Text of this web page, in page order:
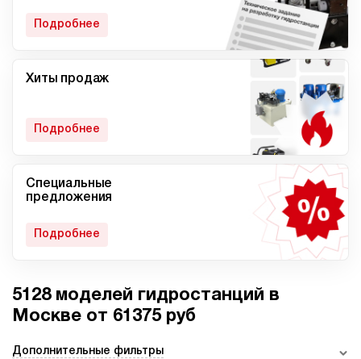
Компактные гидростанции
Мобильные гидростанции Гидростанции с ДВС
Гидростанции с
пневмоприводом
Гидростанции высокого
давления c электроприводом
Подробнее
Хиты продаж
Подробнее
Специальные
предложения
Подробнее
5128 моделей гидростанций в
Москве от 61375 руб
Дополнительные фильтры